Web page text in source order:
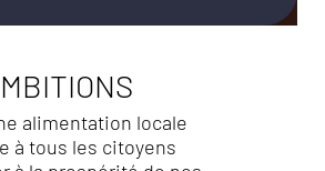
alimentation locale
à tous les citoyens